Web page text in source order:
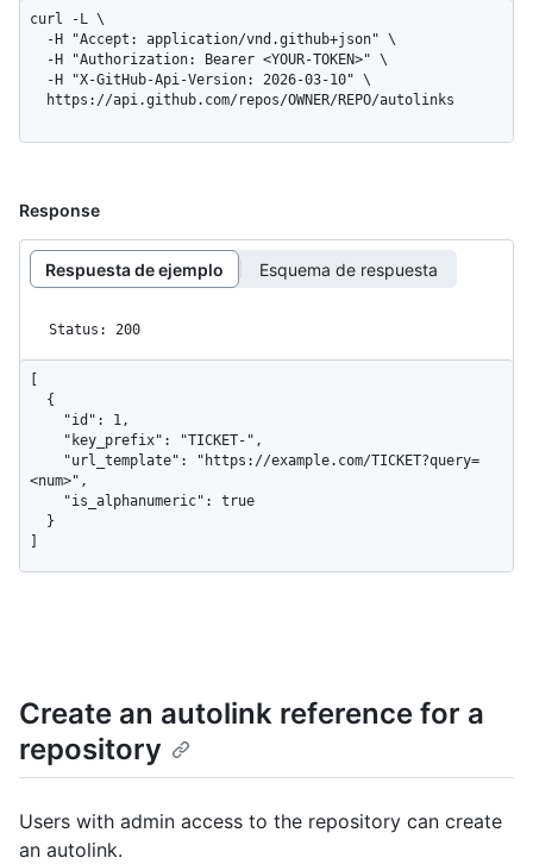
curl -L \
  https://api.github.com/repos/OWNER/REPO/autolinks
Response
Respuesta de ejemplo Esquema de respuesta
Status: 200
<num>",
Create an autolink reference for a
repository
Users with admin access to the repository can create
an autolink.